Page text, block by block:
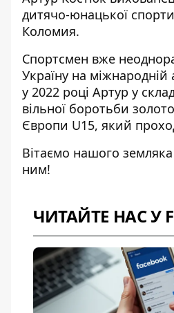
дитячо-юнацької
Коломия.
Спортсмен вже
Україну на
у 2022 році Артур у
вільної боротьби
Європи U15, який
Вітаємо нашого
ним!
ЧИТАЙТЕ НАС У